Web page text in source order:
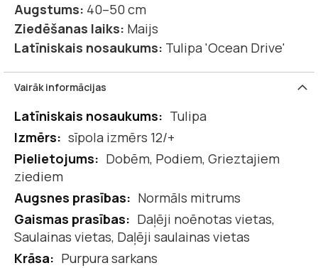
Augstums: 40–50 cm
Ziedēšanas laiks: Maijs
Latīniskais nosaukums: Tulipa 'Ocean Drive'
Vairāk informācijas
Vairāk
informācijas
Tulipa
sīpola izmērs 12/+
Dobēm, Podiem, Grieztajiem
ziediem
Normāls mitrums
Daļēji noēnotas vietas,
Saulainas vietas, Daļēji saulainas vietas
Purpura sarkans